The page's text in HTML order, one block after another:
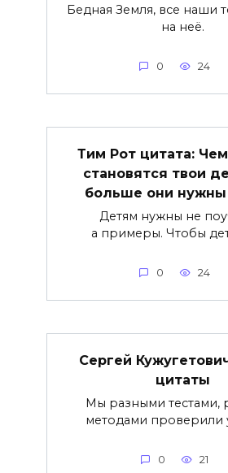
Бедная Земля, все наши
на неё.
0 24
Тим Рот цитата:
становятся твои
больше они
Детям нужны не
а примеры. Чтобы
0 24
Сергей
цитаты
Мы разными тестами,
методами проверили
0 21